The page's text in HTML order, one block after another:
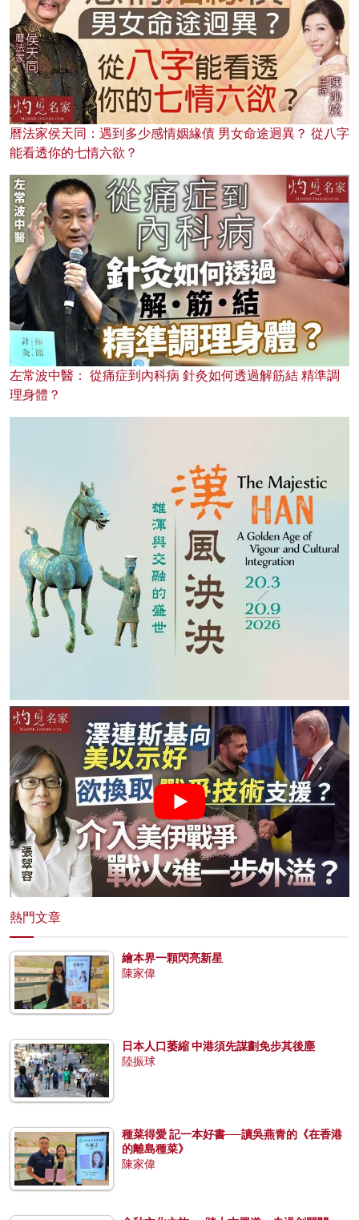
曆法家侯天同：遇到多少感情姻緣債 男女命途迥異？ 從八字
能看透你的七情六欲？
左常波中醫： 從痛症到內科病 針灸如何透過解筋結 精準調
理身體？
熱門文章
繪本界一顆閃亮新星
陳家偉
日本人口萎縮 中港須先謀劃免步其後塵
陸振球
種菜得愛 記一本好書──讀吳燕青的《在香港
的離島種菜》
陳家偉